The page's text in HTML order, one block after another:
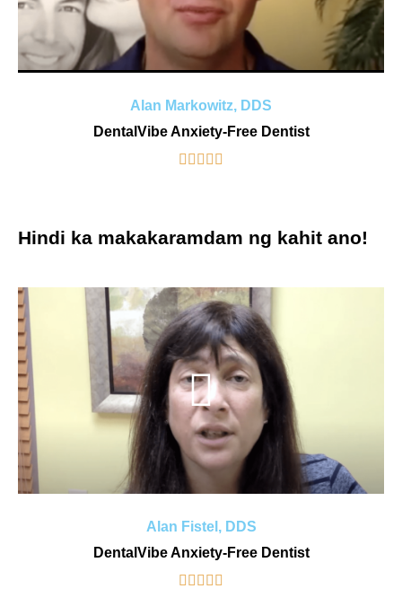
Alan Markowitz, DDS
DentalVibe Anxiety-Free Dentist
    
Hindi ka makakaramdam ng kahit ano!
Alan Fistel, DDS
DentalVibe Anxiety-Free Dentist
    